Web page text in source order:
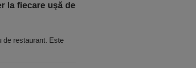
la fiecare uşă de
de restaurant. Este